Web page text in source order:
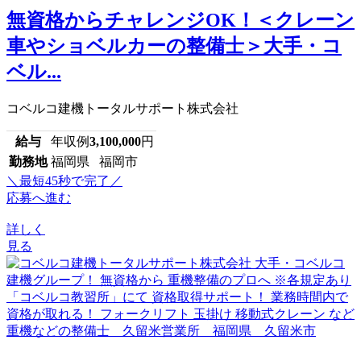
無資格からチャレンジOK！＜クレーン
車やショベルカーの整備士＞大手・コ
ベル...
コベルコ建機トータルサポート株式会社
給与 年収例3,100,000円
勤務地 福岡県 福岡市
＼最短45秒で完了／
応募へ進む
詳しく
見る